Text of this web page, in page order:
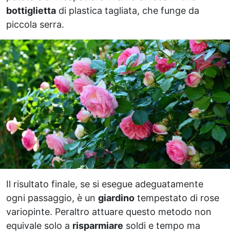
bottiglietta di plastica tagliata, che funge da
piccola serra.
Il risultato finale, se si esegue adeguatamente
ogni passaggio, è un giardino tempestato di rose
variopinte. Peraltro attuare questo metodo non
equivale solo a risparmiare soldi e tempo ma